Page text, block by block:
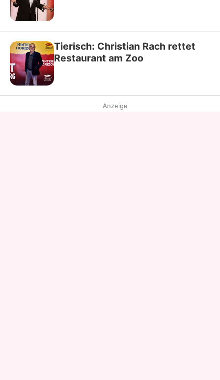
Tierisch: Christian Rach rettet
Restaurant am Zoo
Anzeige